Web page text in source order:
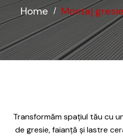
Home / Montaj
Transformăm spațiul tău cu
de gresie, faianță și lastre